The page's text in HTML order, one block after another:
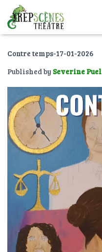
Contre temps-17-01-2026
Published by Severine Puel